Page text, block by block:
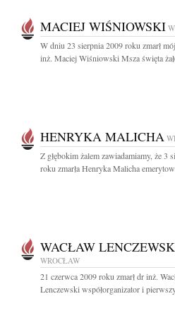
MACIEJ WIŚNIOWSKI
W dniu 23 sierpnia 2009 roku zmarł
inż. Maciej Wiśniowski Msza święta
HENRYKA MALICHA
Z głębokim żalem zawiadamiamy, że 3
roku zmarła Henryka Malicha
WACŁAW
WROCŁAW
21 czerwca 2009 roku zmarł dr inż.
Lenczewski współorganizator i